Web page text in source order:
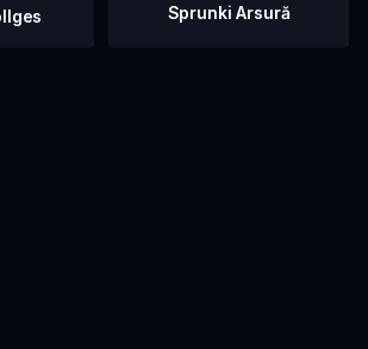
Sprunki Arsură